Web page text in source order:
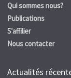
Qui sommes nous?
Publications
S'affilier
Nous contacter
Actualités